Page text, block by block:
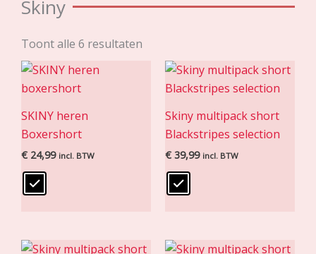
Skiny
Toont alle 6 resultaten
SKINY heren
Boxershort
€ 24,99 incl. BTW
Skiny multipack short
Blackstripes selection
€ 39,99 incl. BTW